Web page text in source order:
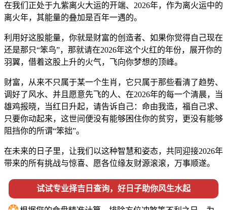
在我们正处于九紫离火大运的开端、2026年，作为离火运中的
离火年，其能量的叠加是百年一遇的。
利用好这股能量，你就是财富的创造者、如果你觉得自己现在
还是那只“笨鸟”，那就请在2026年这个火红的年份，展开你的
羽翼，借着这股上升的火气，飞向你梦想的顶峰。
财富，从来不只属于某一个生肖，它只属于那些看清了趋势、
调好了风水、并且愿意先飞的人、在2026年的每一个清晨，当
雄鸡报晓，当红日升起，请告诉自己：命由我造，福自己求、
只要你动起来，这世间便没有能够困住你的贫穷，更没有能够
阻挡你的所谓“笨拙”。
在未来的日子里，让我们以这种智慧和姿态，共同迎接2026年
带来的所有挑战与惊喜、愿各位缘友财源滚滚，万事顺遂。
试试专业择吉日查询，好日子助你风生水起